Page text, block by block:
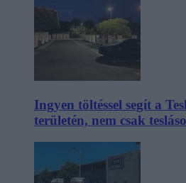
Ingyen töltéssel segít a
területén, nem csak